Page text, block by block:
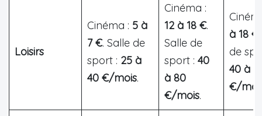
Loisirs
Cinéma : 5 à
7 €. Salle de
sport : 25 à
40 €/mois.
Cinéma :
12 à 18 €.
Salle de
sport : 40
à 80
€/mois.
à 18 €
de
40 à
€/